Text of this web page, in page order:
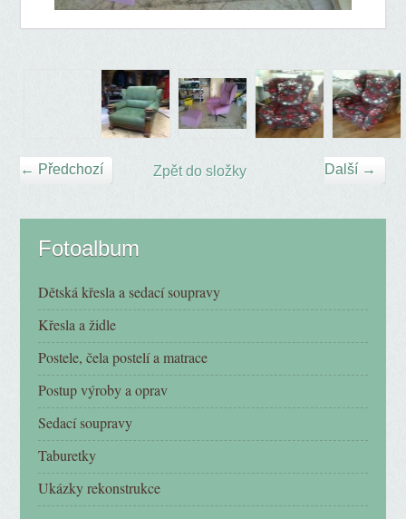
← Předchozí Další →
Zpět do složky
Fotoalbum
Dětská křesla a sedací soupravy
Křesla a židle
Postele, čela postelí a matrace
Postup výroby a oprav
Sedací soupravy
Taburetky
Ukázky rekonstrukce